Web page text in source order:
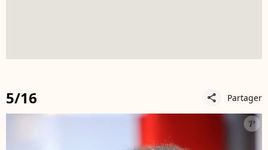
5/16 share Partager